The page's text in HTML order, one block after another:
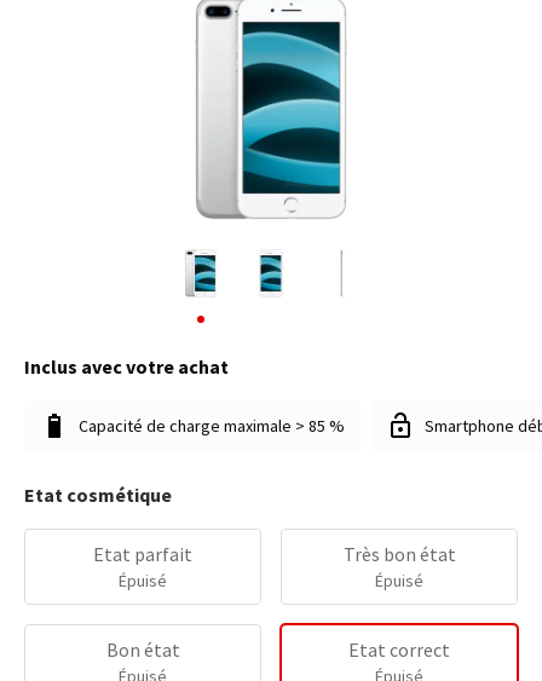
Inclus avec votre achat
Capacité de charge maximale > 85 % Smartphone
Etat cosmétique
Etat parfait
Épuisé
Très bon état
Épuisé
Bon état
Épuisé
Etat correct
Épuisé